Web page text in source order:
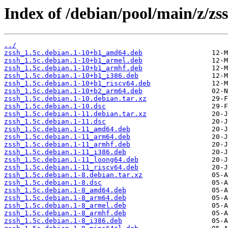
Index of /debian/pool/main/z/
../
zssh_1.5c.debian.1-10+b1_amd64.deb
zssh_1.5c.debian.1-10+b1_armel.deb
zssh_1.5c.debian.1-10+b1_armhf.deb
zssh_1.5c.debian.1-10+b1_i386.deb
zssh_1.5c.debian.1-10+b1_riscv64.deb
zssh_1.5c.debian.1-10+b2_arm64.deb
zssh_1.5c.debian.1-10.debian.tar.xz
zssh_1.5c.debian.1-10.dsc
zssh_1.5c.debian.1-11.debian.tar.xz
zssh_1.5c.debian.1-11.dsc
zssh_1.5c.debian.1-11_amd64.deb
zssh_1.5c.debian.1-11_arm64.deb
zssh_1.5c.debian.1-11_armhf.deb
zssh_1.5c.debian.1-11_i386.deb
zssh_1.5c.debian.1-11_loong64.deb
zssh_1.5c.debian.1-11_riscv64.deb
zssh_1.5c.debian.1-8.debian.tar.xz
zssh_1.5c.debian.1-8.dsc
zssh_1.5c.debian.1-8_amd64.deb
zssh_1.5c.debian.1-8_arm64.deb
zssh_1.5c.debian.1-8_armel.deb
zssh_1.5c.debian.1-8_armhf.deb
zssh_1.5c.debian.1-8_i386.deb